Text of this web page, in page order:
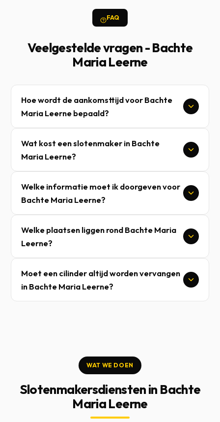
FAQ
Veelgestelde vragen - Bachte
Maria Leerne
Hoe wordt de aankomsttijd voor Bachte
Maria Leerne bepaald?
Wat kost een slotenmaker in Bachte
Maria Leerne?
Welke informatie moet ik doorgeven voor
Bachte Maria Leerne?
Welke plaatsen liggen rond Bachte Maria
Leerne?
Moet een cilinder altijd worden vervangen
in Bachte Maria Leerne?
WAT WE DOEN
Slotenmakersdiensten in Bachte
Maria Leerne